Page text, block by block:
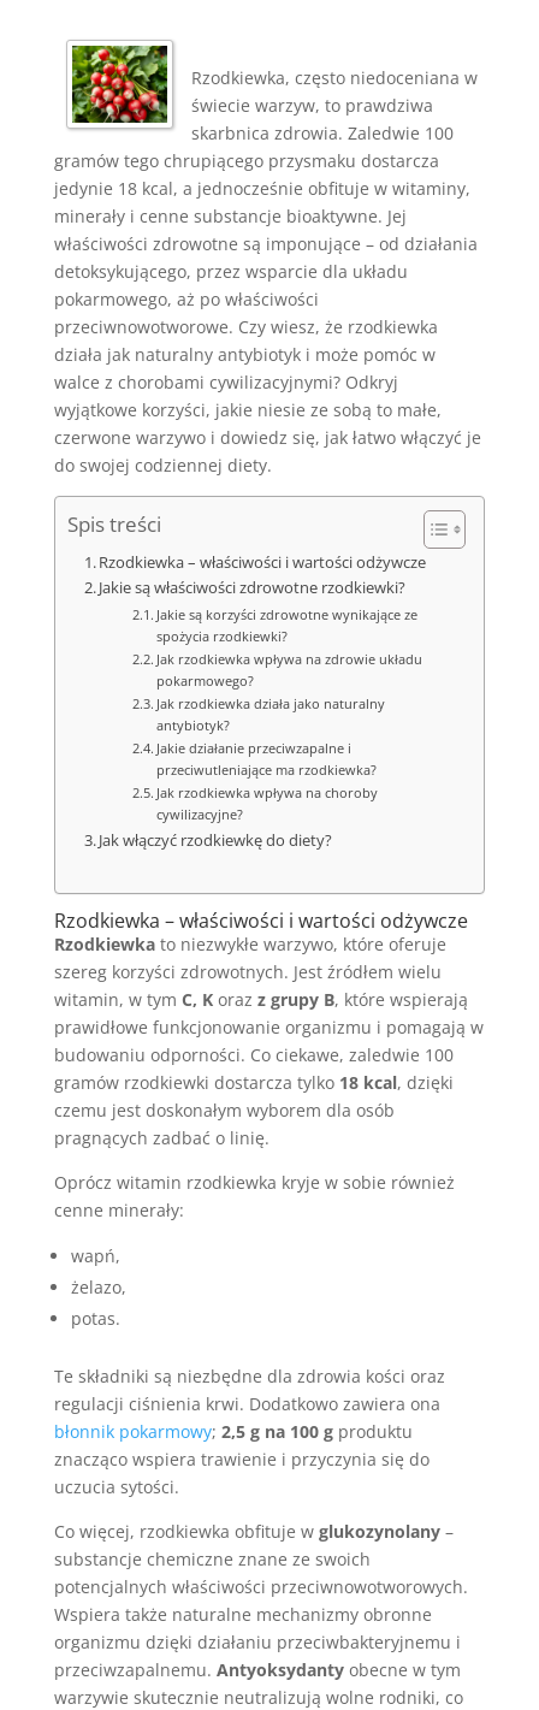
Rzodkiewka, często niedoceniana w
świecie warzyw, to prawdziwa
skarbnica zdrowia. Zaledwie 100
gramów tego chrupiącego przysmaku dostarcza
jedynie 18 kcal, a jednocześnie obfituje w witaminy,
minerały i cenne substancje bioaktywne. Jej
właściwości zdrowotne są imponujące – od działania
detoksykującego, przez wsparcie dla układu
pokarmowego, aż po właściwości
przeciwnowotworowe. Czy wiesz, że rzodkiewka
działa jak naturalny antybiotyk i może pomóc w
walce z chorobami cywilizacyjnymi? Odkryj
wyjątkowe korzyści, jakie niesie ze sobą to małe,
czerwone warzywo i dowiedz się, jak łatwo włączyć je
do swojej codziennej diety.
Spis treści
Rzodkiewka – właściwości i wartości odżywcze
Jakie są właściwości zdrowotne rzodkiewki?
Jakie są korzyści zdrowotne wynikające ze
spożycia rzodkiewki?
Jak rzodkiewka wpływa na zdrowie układu
pokarmowego?
Jak rzodkiewka działa jako naturalny
antybiotyk?
Jakie działanie przeciwzapalne i
przeciwutleniające ma rzodkiewka?
Jak rzodkiewka wpływa na choroby
cywilizacyjne?
Jak włączyć rzodkiewkę do diety?
Rzodkiewka – właściwości i wartości odżywcze
Rzodkiewkato niezwykłe warzywo, które oferuje
szereg korzyści zdrowotnych. Jest źródłem wielu
witamin, w tym C, Koraz z grupy B, które wspierają
prawidłowe funkcjonowanie organizmu i pomagają w
budowaniu odporności. Co ciekawe, zaledwie 100
gramów rzodkiewki dostarcza tylko 18 kcal, dzięki
czemu jest doskonałym wyborem dla osób
pragnących zadbać o linię.
Oprócz witamin rzodkiewka kryje w sobie również
cenne minerały:
wapń,
żelazo,
potas.
Te składniki są niezbędne dla zdrowia kości oraz
regulacji ciśnienia krwi. Dodatkowo zawiera ona
błonnik pokarmowy; 2,5 g na 100 gproduktu
znacząco wspiera trawienie i przyczynia się do
uczucia sytości.
Co więcej, rzodkiewka obfituje w glukozynolany–
substancje chemiczne znane ze swoich
potencjalnych właściwości przeciwnowotworowych.
Wspiera także naturalne mechanizmy obronne
organizmu dzięki działaniu przeciwbakteryjnemu i
przeciwzapalnemu. Antyoksydantyobecne w tym
warzywie skutecznie neutralizują wolne rodniki, co